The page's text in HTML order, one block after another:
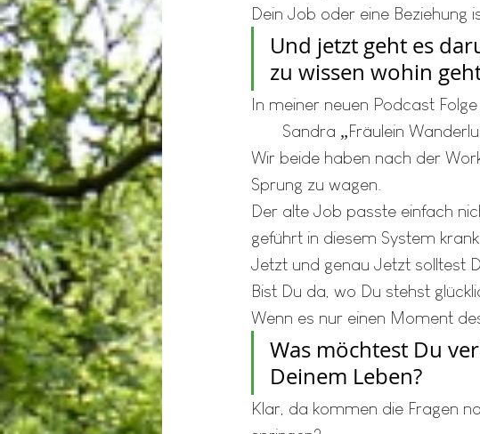
Dein Job oder eine Beziehung
Und jetzt geht es
zu wissen wohin
In meiner neuen Podcast
Sandra „Fräulein
Wir beide haben nach der
Sprung zu wagen.
Der alte Job passte einfach
geführt in diesem System
Jetzt und genau Jetzt solltest
Bist Du da, wo Du stehst
Wenn es nur einen Moment
Was möchtest Du
Deinem Leben?
Klar, da kommen die Fragen